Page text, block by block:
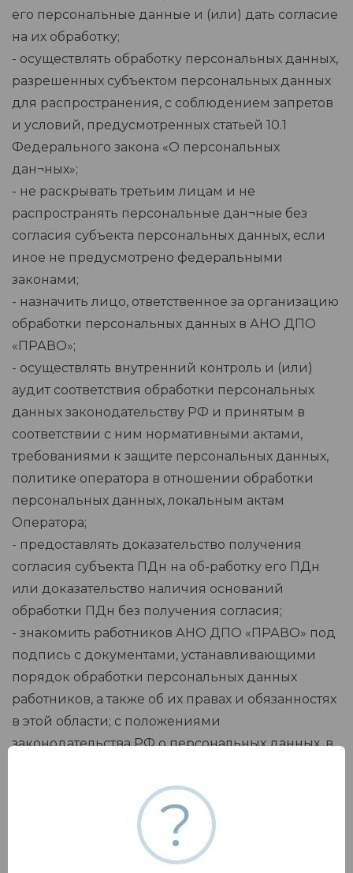
его персональные данные и (или) дать согласие
на их обработку;
- осуществлять обработку персональных данных,
разрешенных субъектом персональных данных
для распространения, с соблюдением запретов
и условий, предусмотренных статьей 10.1
Федерального закона «О персональных
дан¬ных»;
- не раскрывать третьим лицам и не
распространять персональные дан¬ные без
согласия субъекта персональных данных, если
иное не предусмотрено федеральными
законами;
- назначить лицо, ответственное за организацию
обработки персональных данных в АНО ДПО
«ПРАВО»;
- осуществлять внутренний контроль и (или)
аудит соответствия обработки персональных
данных законодательству РФ и принятым в
соответствии с ним нормативными актами,
требованиями к защите персональных данных,
политике оператора в отношении обработки
персональных данных, локальным актам
Оператора;
- предоставлять доказательство получения
согласия субъекта ПДн на об-работку его ПДн
или доказательство наличия оснований
обработки ПДн без получения согласия;
- знакомить работников АНО ДПО «ПРАВО» под
подпись с документами, устанавливающими
порядок обработки персональных данных
работников, а также об их правах и обязанностях
в этой области; с положениями
законодательства РФ о персональных данных, в
персональных дан¬ных и локальными актами по
вопросам обработки персональных данных;
проводить обучение работников,
непосредственно осуществляющих обработку
?